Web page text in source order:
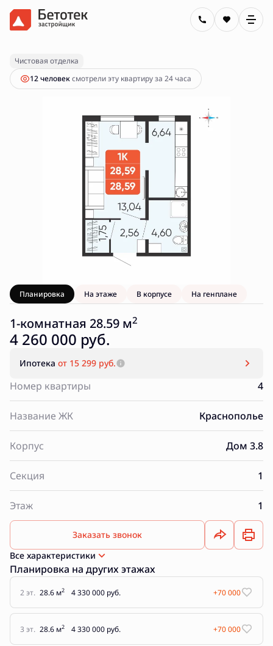
1-комнатная28.59 м 4 260 000 руб.
Ипотекаот 15 299 руб.
Чистовая отделка
12 человексмотрели эту квартиру за 24 часа
Планировка На этаже В корпусе На генплане
1-комнатная 28.59 м2
4 260 000 руб.
Ипотека от 15 299 руб.
Номер квартиры 4
Название ЖК Краснополье
Корпус Дом 3.8
Секция 1
Этаж 1
Заказать звонок
Все характеристики
Планировка на других этажах
2 эт. 28.6 м2 4 330 000 руб. +70 000
3 эт. 28.6 м2 4 330 000 руб. +70 000